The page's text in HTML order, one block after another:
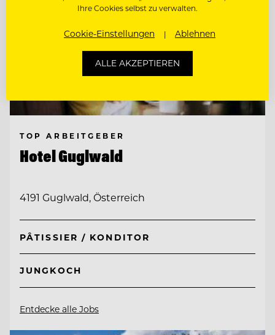
TOP ARBEITGEBER
Hotel Guglwald
4191 Guglwald, Österreich
PÂTISSIER / KONDITOR
JUNGKOCH
Entdecke alle Jobs
Ihre Cookies selbst zu verwalten.
Cookie-Einstellungen Ablehnen
ALLE AKZEPTIEREN